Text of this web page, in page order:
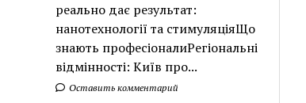
реально дає результат:
нанотехнології та стимуляціяЩо
знають професіоналиРегіональні
відмінності: Київ про...
Оставить комментарий